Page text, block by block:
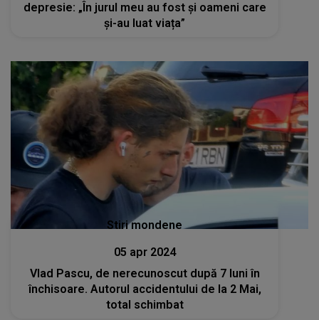
depresie: „În jurul meu au fost și oameni care
și-au luat viața”
Stiri mondene
05 apr 2024
Vlad Pascu, de nerecunoscut după 7 luni în
închisoare. Autorul accidentului de la 2 Mai,
total schimbat